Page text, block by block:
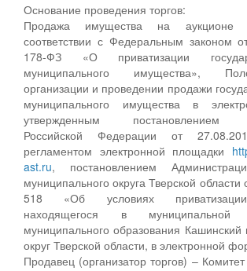
Основание проведения торгов:
Продажа имущества на аукционе
соответствии с Федеральным законом
178-ФЗ «О приватизации
муниципального имущества»,
организации и проведении продажи
муниципального имущества в
утвержденным постановлением
Российской Федерации от
регламентом электронной площадки
ast.ru, постановлением
муниципального округа Тверской
518 «Об условиях
находящегося в муниципальной
муниципального образования
округ Тверской области, в электронной
Продавец (организатор торгов) –